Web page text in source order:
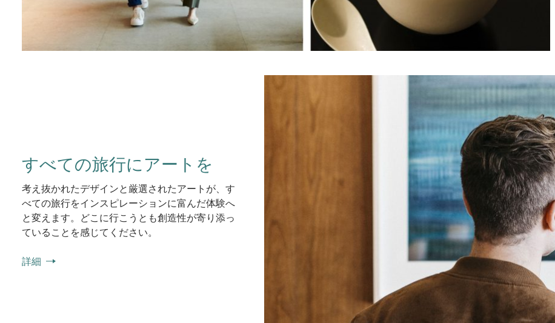
すべての旅行にアートを
考え抜かれたデザインと厳選されたアートが、す
べての旅行をインスピレーションに富んだ体験へ
と変えます。どこに行こうとも創造性が寄り添っ
ていることを感じてください。
詳細